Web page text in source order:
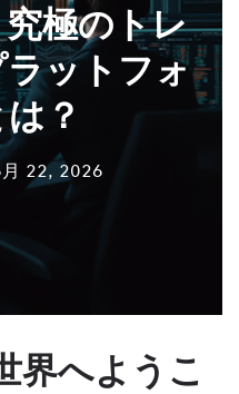
極のトレ
ットフォ
？
22, 2026
界へようこ